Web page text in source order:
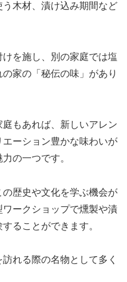
木材、漬け込み期間など
を施し、別の家庭では塩
家の「秘伝の味」があり
もあれば、新しいアレン
ーション豊かな味わいが
の一つです。
歴史や文化を学ぶ機会が
ークショップで燻製や漬
ることができます。
れる際の名物として多く